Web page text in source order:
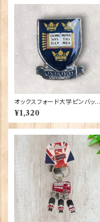
オックスフォード大学ピンバッ
ジ Elgate Products 90404
¥1,320